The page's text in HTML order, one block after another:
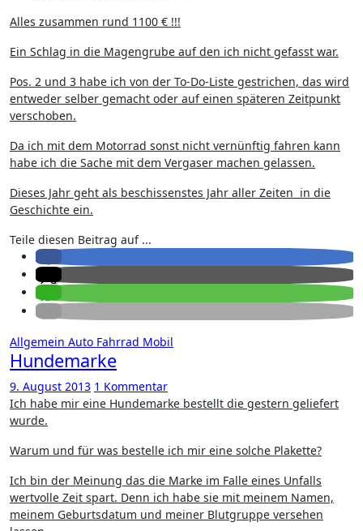
Alles zusammen rund 1100 € !!!
Ein Schlag in die Magengrube auf den ich nicht gefasst war.
Pos. 2 und 3 habe ich von der To-Do-Liste gestrichen, das wird
entweder selber gemacht oder auf einen späteren Zeitpunkt
verschoben.
Da ich mit dem Motorrad sonst nicht vernünftig fahren kann
habe ich die Sache mit dem Vergaser machen gelassen.
Dieses Jahr geht als beschissenstes Jahr aller Zeiten in die
Geschichte ein.
Teile diesen Beitrag auf ...
Allgemein Auto Fahrrad Mobil
Hundemarke
9. August 2013 1 Kommentar
Ich habe mir eine Hundemarke bestellt die gestern geliefert
wurde.
Warum und für was bestelle ich mir eine solche Plakette?
Ich bin der Meinung das die Marke im Falle eines Unfalls
wertvolle Zeit spart. Denn ich habe sie mit meinem Namen,
meinem Geburtsdatum und meiner Blutgruppe versehen